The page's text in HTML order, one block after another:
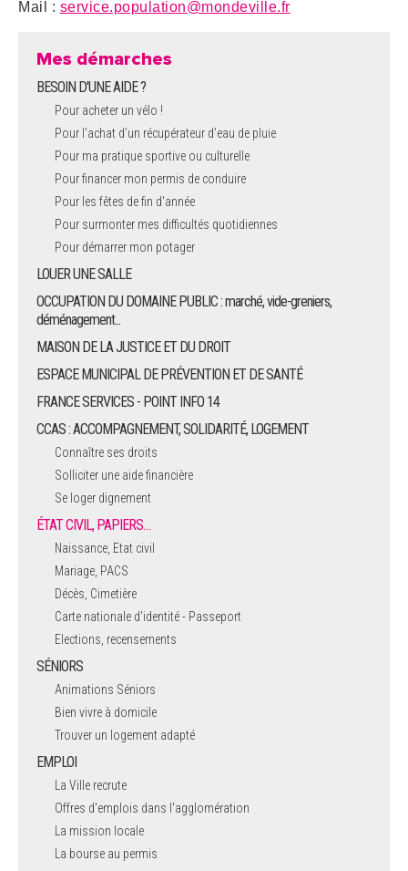
Mail : service.population@mondeville.fr
Mes démarches
BESOIN D'UNE AIDE ?
Pour acheter un vélo !
Pour l'achat d’un récupérateur d’eau de pluie
Pour ma pratique sportive ou culturelle
Pour financer mon permis de conduire
Pour les fêtes de fin d'année
Pour surmonter mes difficultés quotidiennes
Pour démarrer mon potager
LOUER UNE SALLE
OCCUPATION DU DOMAINE PUBLIC : marché, vide-greniers,
déménagement...
MAISON DE LA JUSTICE ET DU DROIT
ESPACE MUNICIPAL DE PRÉVENTION ET DE SANTÉ
FRANCE SERVICES - POINT INFO 14
CCAS : ACCOMPAGNEMENT, SOLIDARITÉ, LOGEMENT
Connaître ses droits
Solliciter une aide financière
Se loger dignement
ÉTAT CIVIL, PAPIERS…
Naissance, Etat civil
Mariage, PACS
Décès, Cimetière
Carte nationale d'identité - Passeport
Elections, recensements
SÉNIORS
Animations Séniors
Bien vivre à domicile
Trouver un logement adapté
EMPLOI
La Ville recrute
Offres d'emplois dans l'agglomération
La mission locale
La bourse au permis